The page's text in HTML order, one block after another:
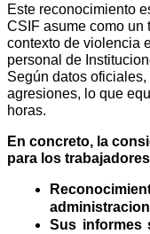
Este reconocimiento
CSIF asume como un
contexto de violencia
personal de
Según datos
agresiones, lo que
horas.
En concreto, la
para los
Sus informes